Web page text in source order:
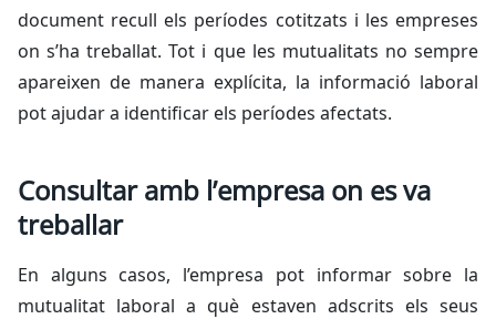
document recull els períodes cotitzats i les empreses
on s’ha treballat. Tot i que les mutualitats no sempre
apareixen de manera explícita, la informació laboral
pot ajudar a identificar els períodes afectats.
Consultar amb l’empresa on es va
treballar
En alguns casos, l’empresa pot informar sobre la
mutualitat laboral a què estaven adscrits els seus